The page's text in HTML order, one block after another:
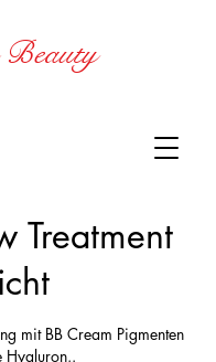
Beauty
Treatment
mit BB Cream Pigmenten
Hyaluron..